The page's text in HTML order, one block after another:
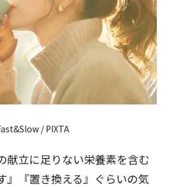
/ PIXTA
献立に足りない栄養素を含む
』『置き換える』ぐらいの気